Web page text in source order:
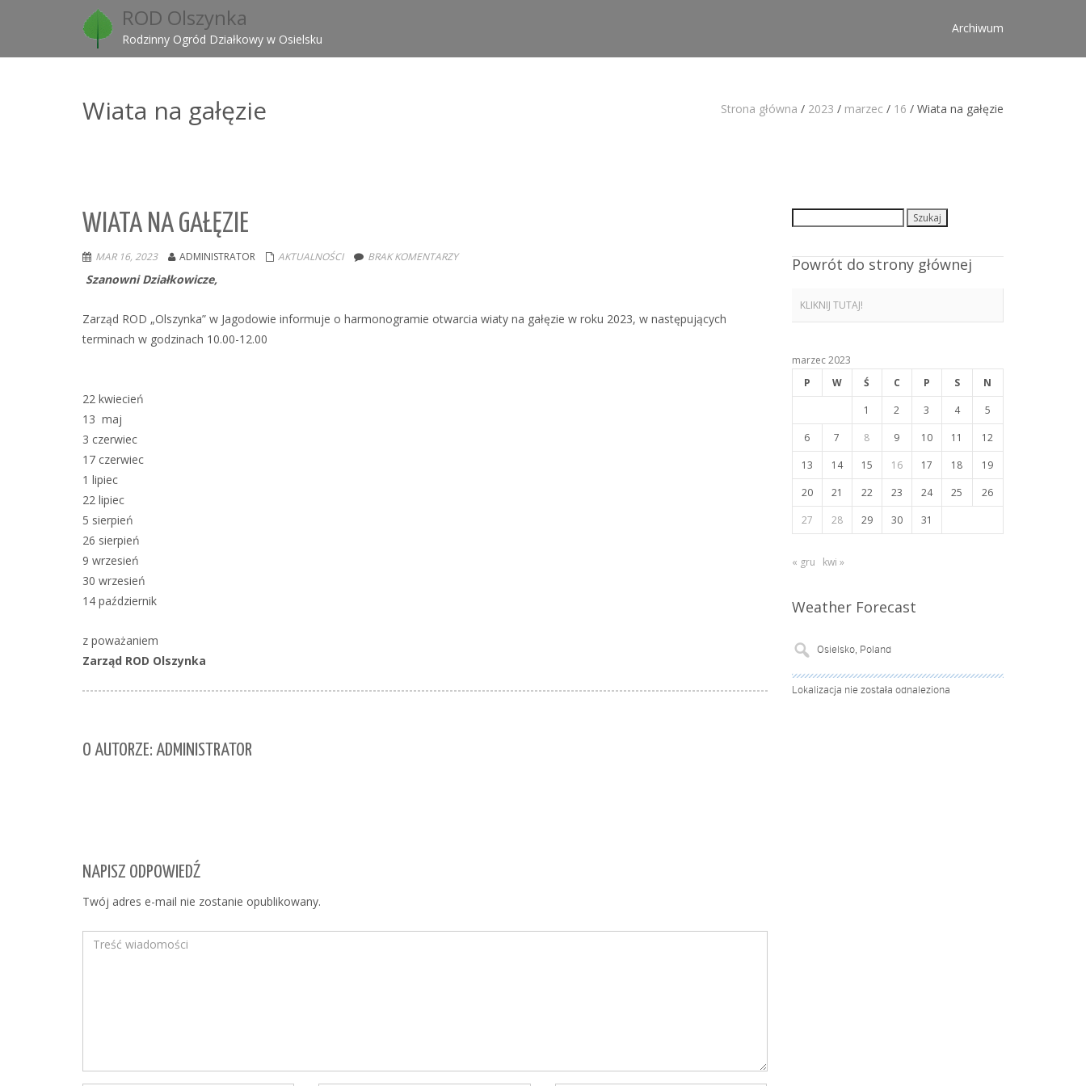
ROD Olszynka
Rodzinny Ogród Działkowy w Osielsku
Archiwum
Wiata na gałęzie Strona główna / 2023 / marzec / 16 / Wiata na gałęzie
WIATA NA GAŁĘZIE
MAR 16, 2023 ADMINISTRATOR AKTUALNOŚCI BRAK KOMENTARZY
Szanowni Działkowicze,
Zarząd ROD „Olszynka” w Jagodowie informuje o harmonogramie otwarcia wiaty na gałęzie w roku 2023, w następujących
terminach w godzinach 10.00-12.00
22 kwiecień
13 maj
3 czerwiec
17 czerwiec
1 lipiec
22 lipiec
5 sierpień
26 sierpień
9 wrzesień
30 wrzesień
14 październik
z poważaniem
Zarząd ROD Olszynka
O AUTORZE: ADMINISTRATOR
NAPISZ ODPOWIEDŹ
Twój adres e-mail nie zostanie opublikowany.
Powrót do strony głównej
KLIKNIJ TUTAJ!
marzec 2023
P
W Ś C P S
N
1
2 3 4
5
6
7 8 9 10 11
12
13
14 15 16 17 18
19
20
21 22 23 24 25
26
27
28 29 30 31
« gru kwi »
Weather Forecast
Lokalizacja nie została odnaleziona